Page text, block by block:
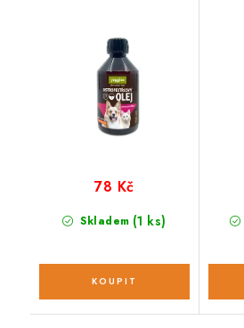
Skladem (1 ks)
78 Kč